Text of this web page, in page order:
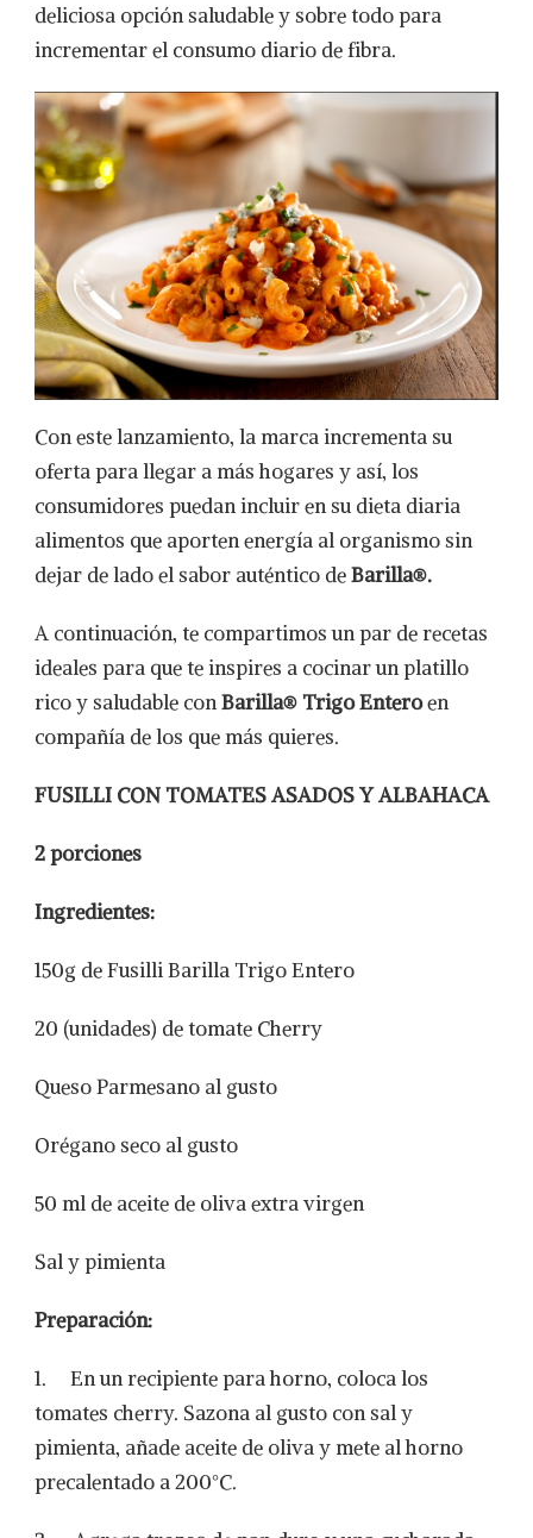
deliciosa opción saludable y sobre todo para
incrementar el consumo diario de fibra.
Con este lanzamiento, la marca incrementa su
oferta para llegar a más hogares y así, los
consumidores puedan incluir en su dieta diaria
alimentos que aporten energía al organismo sin
dejar de lado el sabor auténtico deBarilla®.
A continuación, te compartimos un par de recetas
ideales para que te inspires a cocinar un platillo
rico y saludable conBarilla® Trigo Enteroen
compañía de los que más quieres.
FUSILLI CON TOMATES ASADOS Y ALBAHACA
2 porciones
Ingredientes:
150g de Fusilli Barilla Trigo Entero
20 (unidades) de tomate Cherry
Queso Parmesano al gusto
Orégano seco al gusto
50 ml de aceite de oliva extra virgen
Sal y pimienta
Preparación:
1. En un recipiente para horno, coloca los
tomates cherry. Sazona al gusto con sal y
pimienta, añade aceite de oliva y mete al horno
precalentado a 200°C.